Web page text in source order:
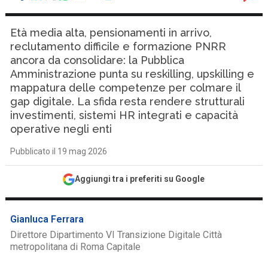
Età media alta, pensionamenti in arrivo,
reclutamento difficile e formazione PNRR
ancora da consolidare: la Pubblica
Amministrazione punta su reskilling, upskilling e
mappatura delle competenze per colmare il
gap digitale. La sfida resta rendere strutturali
investimenti, sistemi HR integrati e capacità
operative negli enti
Pubblicato il 19 mag 2026
Aggiungi tra i preferiti su Google
Gianluca Ferrara
Direttore Dipartimento VI Transizione Digitale Città
metropolitana di Roma Capitale